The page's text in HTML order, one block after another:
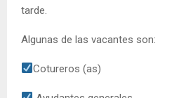
tarde.
Algunas de las vacantes son:
Cotureros (as)